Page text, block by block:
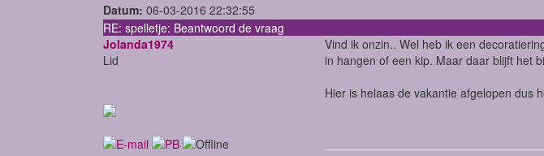
Datum: 06-03-2016 22:32:55
RE: spelletje: Beantwoord de vraag
Jolanda1974
Lid
Vind ik onzin.. Wel heb ik een
in hangen of een kip. Maar daar blijft het
Hier is helaas de vakantie afgelopen dus